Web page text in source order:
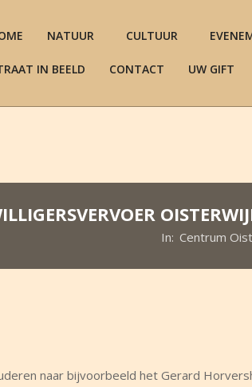
NATUUR CULTUUR
IN BEELD CONTACT UW GIFT
In: Centrum
naar bijvoorbeeld het Gerard